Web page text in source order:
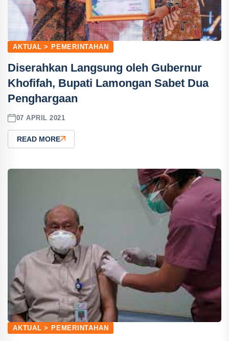
AKTUAL > PEMERINTAHAN
Diserahkan Langsung oleh Gubernur
Khofifah, Bupati Lamongan Sabet Dua
Penghargaan
07 APRIL 2021
READ MORE
AKTUAL > PEMERINTAHAN